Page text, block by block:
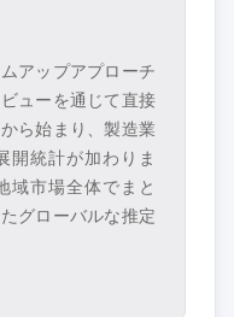
アップアプローチ
ューを通じて直接
ら始まり、製造業
開統計が加わりま
域市場全体でまと
グローバルな推定